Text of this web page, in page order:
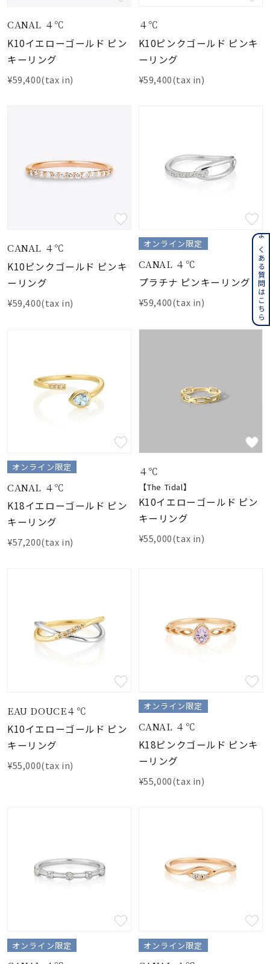
CANAL ４℃
K10イエローゴールド ピン
キーリング
¥59,400(tax in)
４℃
K10ピンクゴールド ピンキ
ーリング
¥59,400(tax in)
CANAL ４℃
K10ピンクゴールド ピンキ
ーリング
¥59,400(tax in)
オンライン限定
CANAL ４℃
プラチナ ピンキーリング
¥59,400(tax in)
オンライン限定
CANAL ４℃
K18イエローゴールド ピン
キーリング
¥57,200(tax in)
４℃
【The Tidal】
K10イエローゴールド ピン
キーリング
¥55,000(tax in)
EAU DOUCE４℃
K10イエローゴールド ピン
キーリング
¥55,000(tax in)
オンライン限定
CANAL ４℃
K18ピンクゴールド ピンキ
ーリング
¥55,000(tax in)
オンライン限定 オンライン限定
よくある質問はこちら